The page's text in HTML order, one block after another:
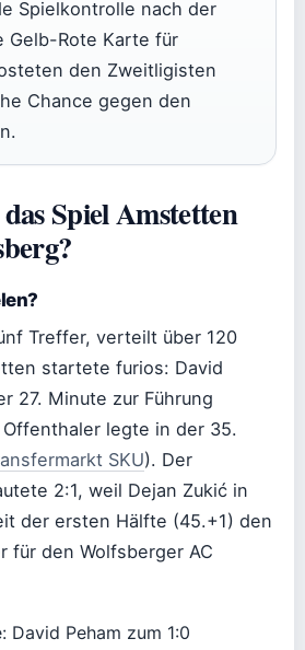
Spielkontrolle nach der
Gelb-Rote Karte für
den Zweitligisten
Chance gegen den
Spiel Amstetten
Treffer, verteilt über 120
startete furios: David
27. Minute zur Führung
Offenthaler legte in der 35.
SKU). Der
2:1, weil Dejan Zukić in
der ersten Hälfte (45.+1) den
für den Wolfsberger AC
David Peham zum 1:0